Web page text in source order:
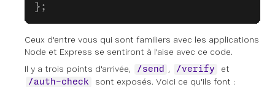
};
Ceux d'entre vous qui sont familiers avec les applications
Node et Express se sentiront à l'aise avec ce code.
Il y a trois points d'arrivée,
/send , /verify et
/auth-check sont exposés. Voici ce qu'ils font :